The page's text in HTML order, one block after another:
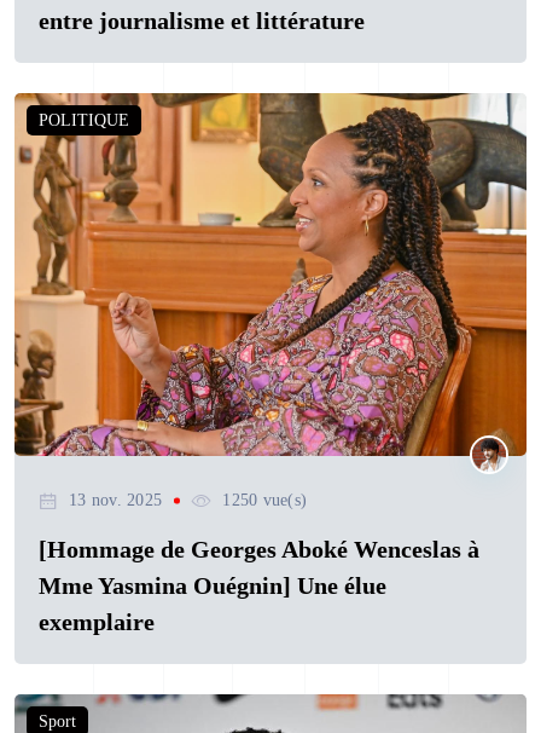
entre journalisme et littérature
POLITIQUE
13 nov. 2025 1250 vue(s)
[Hommage de Georges Aboké Wenceslas à
Mme Yasmina Ouégnin] Une élue
exemplaire
Sport